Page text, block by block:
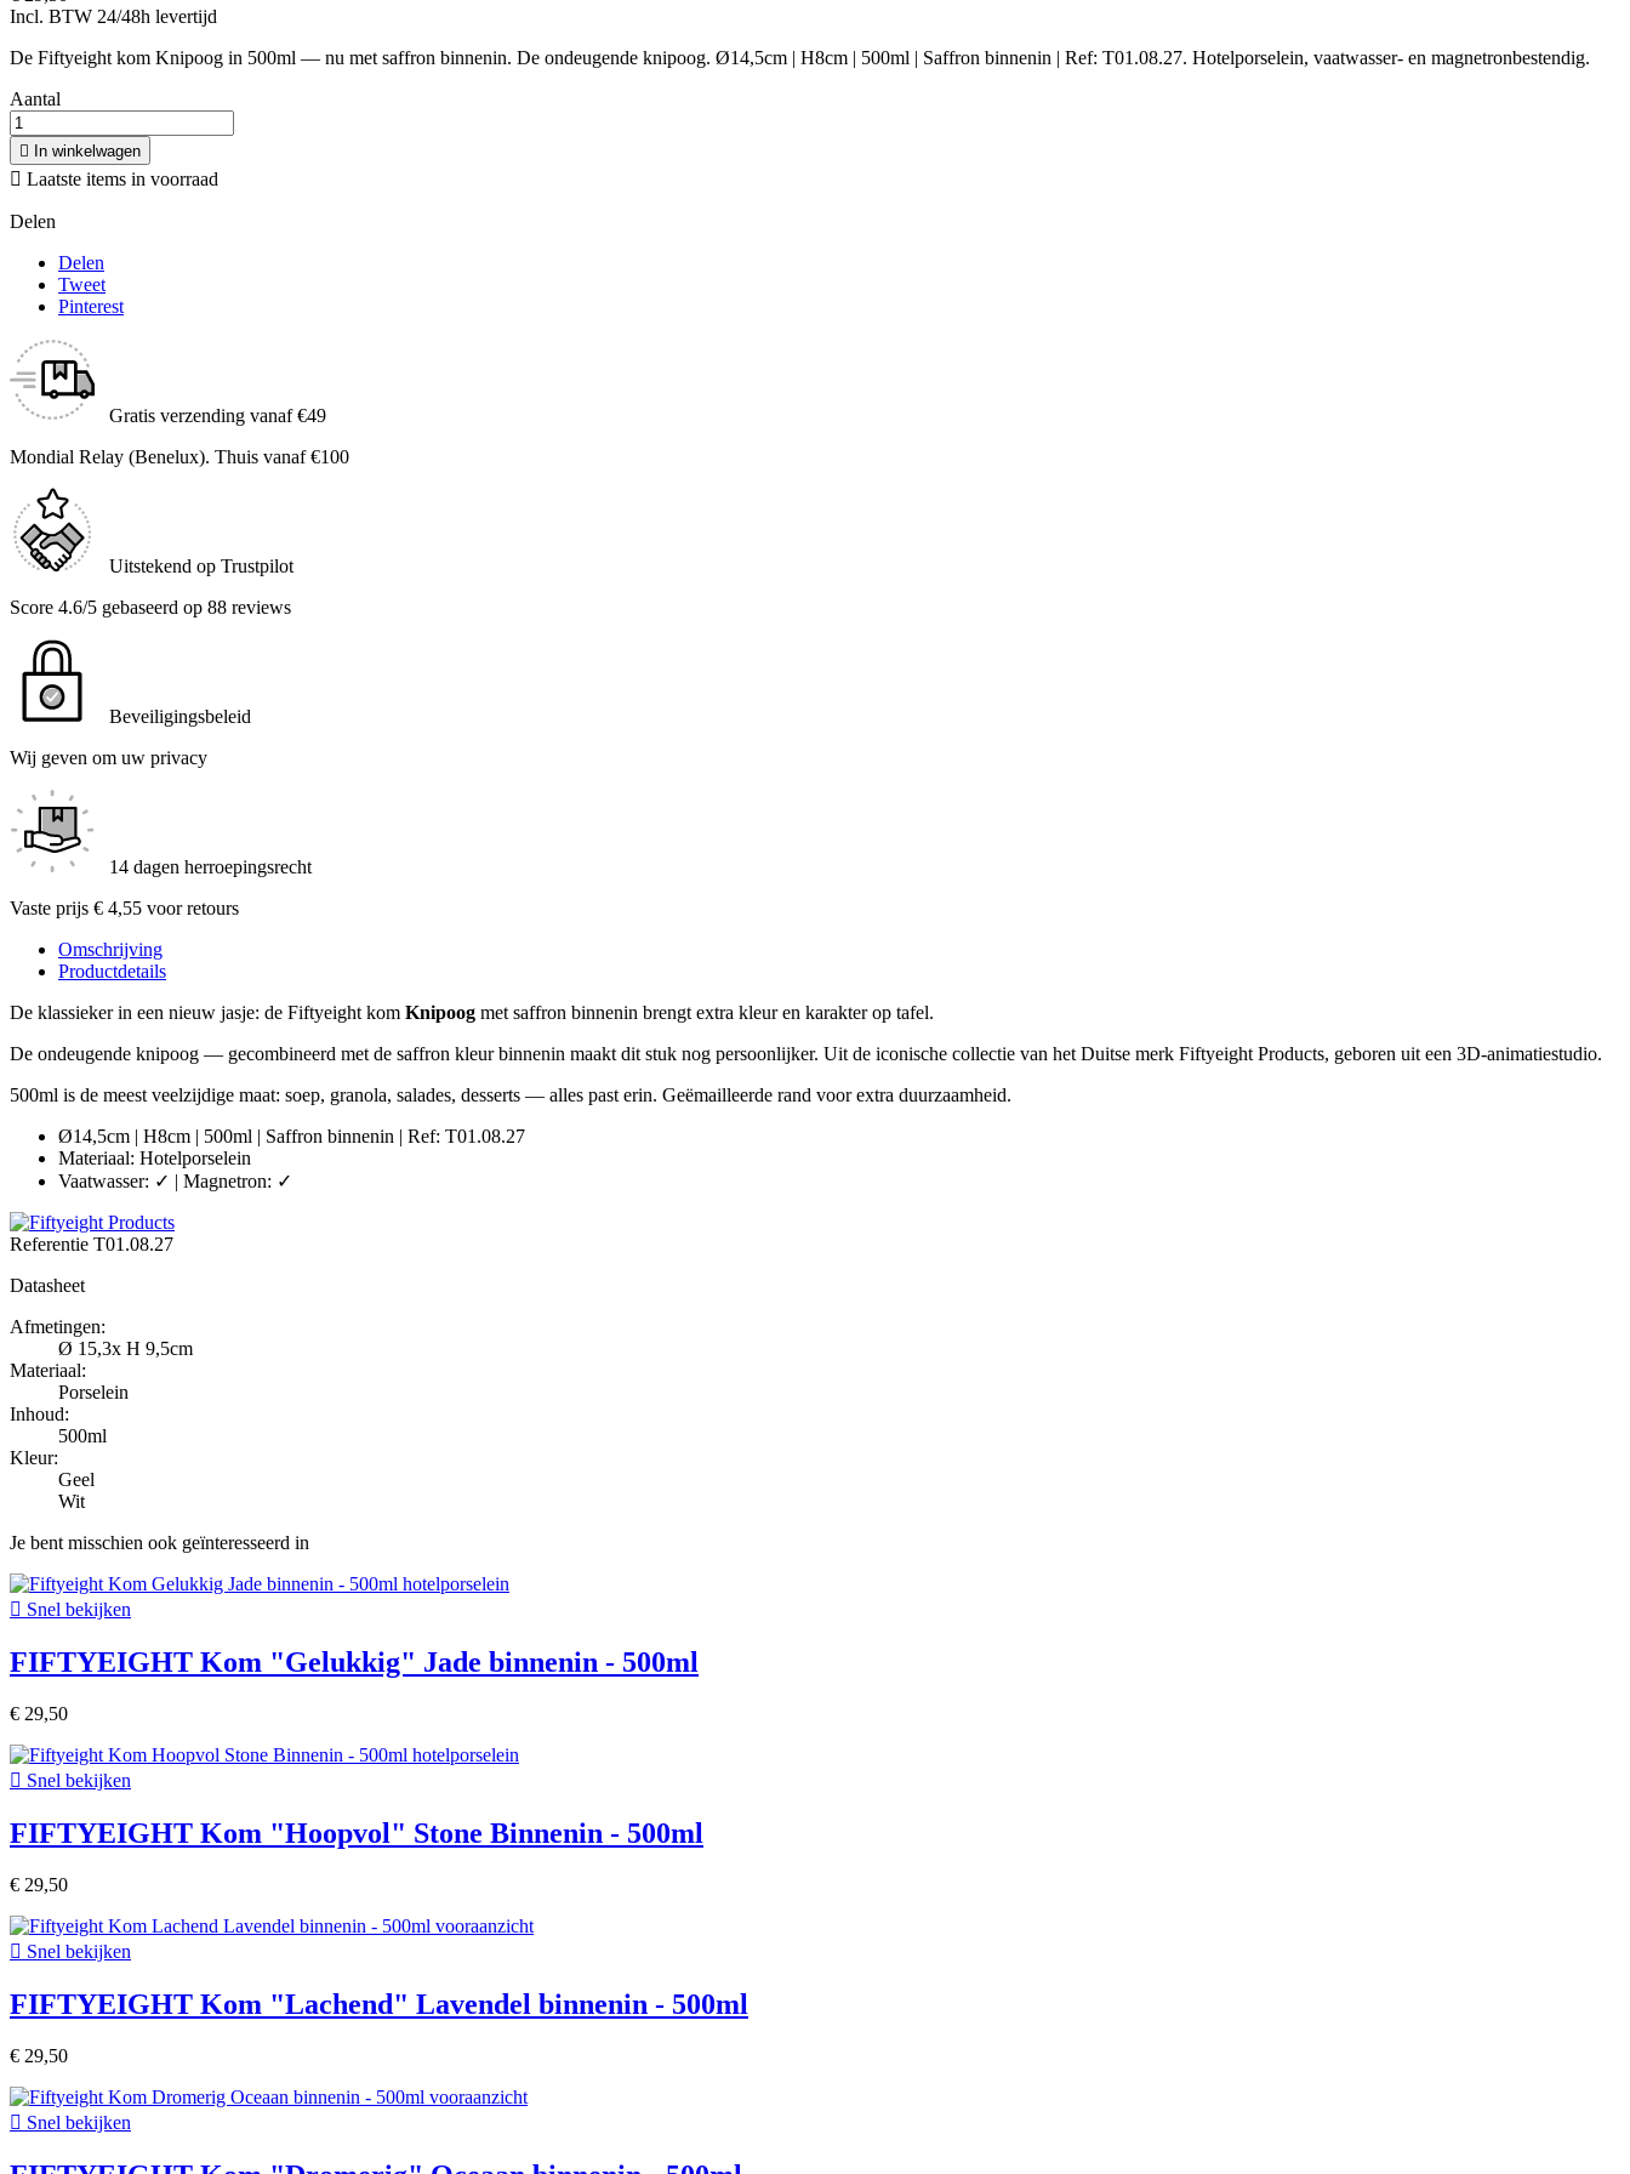
Incl. BTW 24/48h levertijd
De Fiftyeight kom Knipoog in 500ml — nu met saffron binnenin. De ondeugende knipoog. Ø14,5cm | H8cm | 500ml | Saffron binnenin | Ref: T01.08.27. Hotelporselein, vaatwasser- en magnetronbestendig.
Aantal
 In winkelwagen
 Laatste items in voorraad
Delen
Delen
Tweet
Pinterest
Gratis verzending vanaf €49
Mondial Relay (Benelux). Thuis vanaf €100
Uitstekend op Trustpilot
Score 4.6/5 gebaseerd op 88 reviews
Beveiligingsbeleid
Wij geven om uw privacy
14 dagen herroepingsrecht
Vaste prijs € 4,55 voor retours
Omschrijving
Productdetails
De klassieker in een nieuw jasje: de Fiftyeight kom Knipoog met saffron binnenin brengt extra kleur en karakter op tafel.
De ondeugende knipoog — gecombineerd met de saffron kleur binnenin maakt dit stuk nog persoonlijker. Uit de iconische collectie van het Duitse merk Fiftyeight Products, geboren uit een 3D-animatiestudio.
500ml is de meest veelzijdige maat: soep, granola, salades, desserts — alles past erin. Geëmailleerde rand voor extra duurzaamheid.
Ø14,5cm | H8cm | 500ml | Saffron binnenin | Ref: T01.08.27
Materiaal: Hotelporselein
Vaatwasser: ✓ | Magnetron: ✓
Referentie T01.08.27
Datasheet
Afmetingen:
Ø 15,3x H 9,5cm
Materiaal:
Porselein
Inhoud:
500ml
Kleur:
Geel
Wit
Je bent misschien ook geïnteresseerd in
 Snel bekijken
FIFTYEIGHT Kom "Gelukkig" Jade binnenin - 500ml
€ 29,50
 Snel bekijken
FIFTYEIGHT Kom "Hoopvol" Stone Binnenin - 500ml
€ 29,50
 Snel bekijken
FIFTYEIGHT Kom "Lachend" Lavendel binnenin - 500ml
€ 29,50
 Snel bekijken